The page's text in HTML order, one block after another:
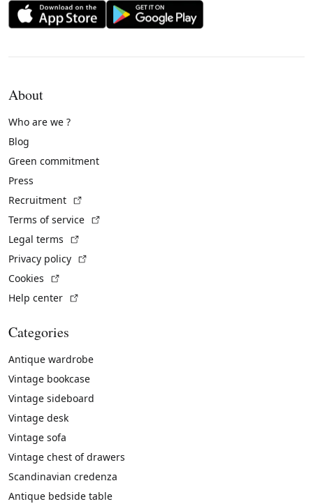
About
Who are we ?
Blog
Green commitment
Press
Recruitment
Terms of service
Legal terms
Privacy policy
Cookies
Help center
Categories
Antique wardrobe
Vintage bookcase
Vintage sideboard
Vintage desk
Vintage sofa
Vintage chest of drawers
Scandinavian credenza
Antique bedside table